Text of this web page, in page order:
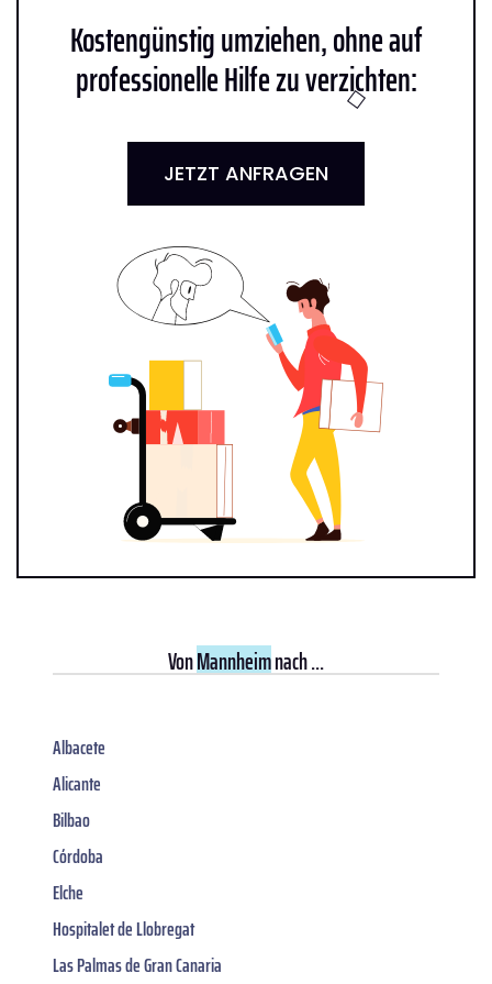
Kostengünstig umziehen, ohne auf
professionelle Hilfe zu verzichten:
JETZT ANFRAGEN
VonMannheimnach ...
Albacete
Alicante
Bilbao
Córdoba
Elche
Hospitalet de Llobregat
Las Palmas de Gran Canaria